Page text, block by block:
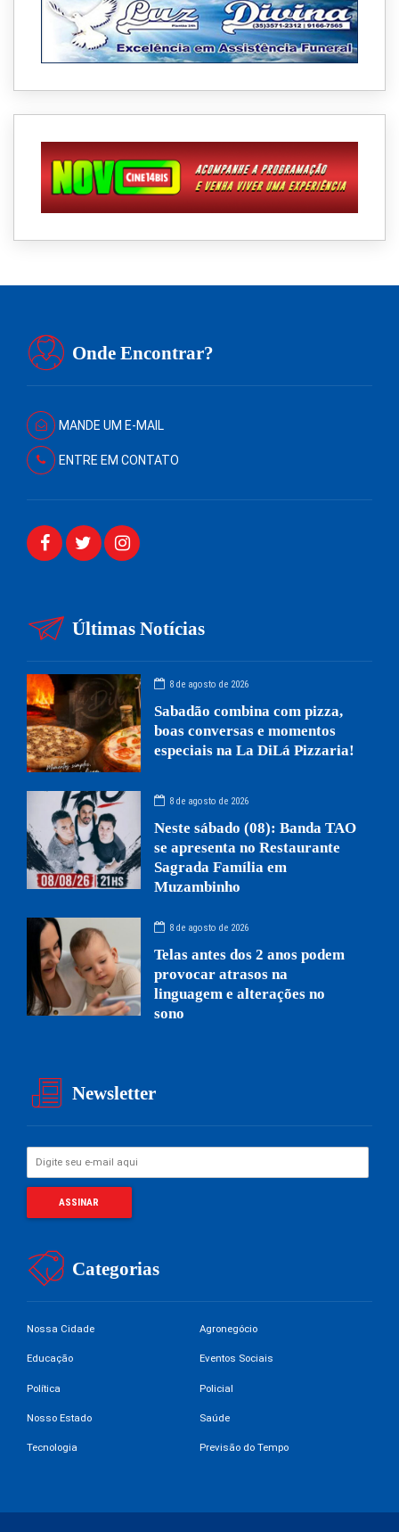
Onde Encontrar?
MANDE UM E-MAIL
ENTRE EM CONTATO
Últimas Notícias
8 de agosto de 2026
Sabadão combina com pizza,
boas conversas e momentos
especiais na La DiLá Pizzaria!
8 de agosto de 2026
Neste sábado (08): Banda TAO
se apresenta no Restaurante
Sagrada Família em
Muzambinho
8 de agosto de 2026
Telas antes dos 2 anos podem
provocar atrasos na
linguagem e alterações no
sono
Newsletter
Categorias
Nossa Cidade Agronegócio
Educação Eventos Sociais
Política Policial
Nosso Estado Saúde
Tecnologia Previsão do Tempo